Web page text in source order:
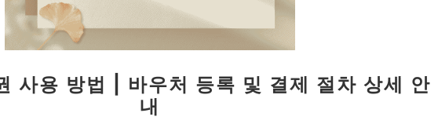
사용 방법 | 바우처 등록 및 결제 절차 상세 안
내